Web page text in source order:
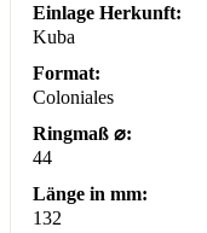
Einlage Herkunft:
Kuba
Format:
Coloniales
Ringmaß ⌀:
44
Länge in mm:
132